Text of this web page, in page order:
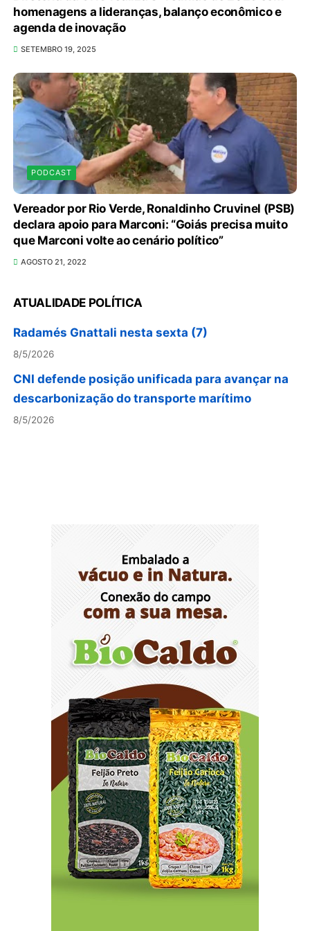
homenagens a lideranças, balanço econômico e
agenda de inovação
SETEMBRO 19, 2025
PODCAST
Vereador por Rio Verde, Ronaldinho Cruvinel (PSB)
declara apoio para Marconi: “Goiás precisa muito
que Marconi volte ao cenário político”
AGOSTO 21, 2022
ATUALIDADE POLÍTICA
Lactário do Hospital de Base garante
alimentação segura e personalizada aos
pacientes
8/5/2026
Agosto Lilás reforça orientação sobre direitos e
canais de proteção às mulheres
8/5/2026
Anvisa propõe atualizar as normas da
propaganda de alimentos e de medicamentos
8/5/2026
PL quer assegurar direito ao voto de agentes de
segurança escalados no dia da eleição
Sala de Concerto, da Rádio MEC, celebra
8/5/2026
CNI defende posição unificada para avançar na
descarbonização do transporte marítimo
8/5/2026